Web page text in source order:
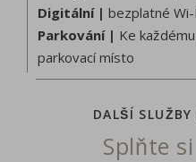
Digitální | bezplatné
Parkování | Ke
parkovací místo
DALŠÍ
Splňte si